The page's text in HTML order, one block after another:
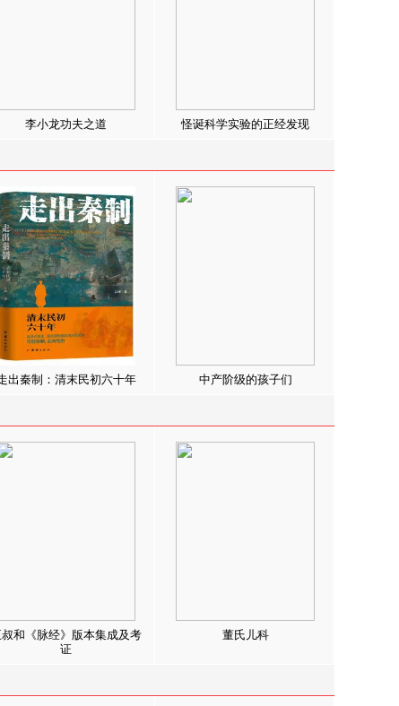
李小龙功夫之道 怪诞科学实验的正经发现
出秦制：清末民初六十年 中产阶级的孩子们
和《脉经》版本集成及考
证
董氏儿科